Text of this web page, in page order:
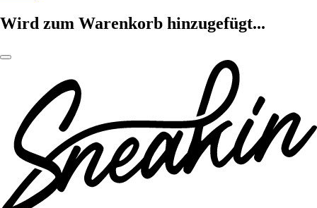
Wird zum Warenkorb hinzugefügt...